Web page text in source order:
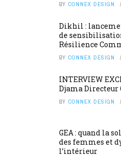
BY CONNEX DESIGN
Dikhil :
de
Résilience
BY CONNEX DESIGN
INTERVIEW
Djama Directeur
BY CONNEX DESIGN
GEA : quand la
des femmes et
l’intérieur